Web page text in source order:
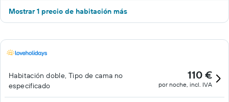
Mostrar 1 precio de habitación más
Habitación doble, Tipo de cama no
especificado
110 €
por noche, incl. IVA